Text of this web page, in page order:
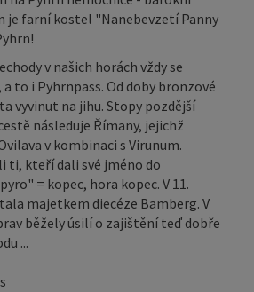
je farní kostel "Nanebevzetí Panny
v našich horách vždy se
to i Pyhrnpass. Od doby bronzové
vyvinut na jihu. Stopy pozdější
následuje Římany, jejichž
v kombinaci s Virunum.
ti, kteří dali své jméno do
= kopec, hora kopec. V 11.
majetkem diecéze Bamberg. V
běžely úsilí o zajištění teď dobře
...